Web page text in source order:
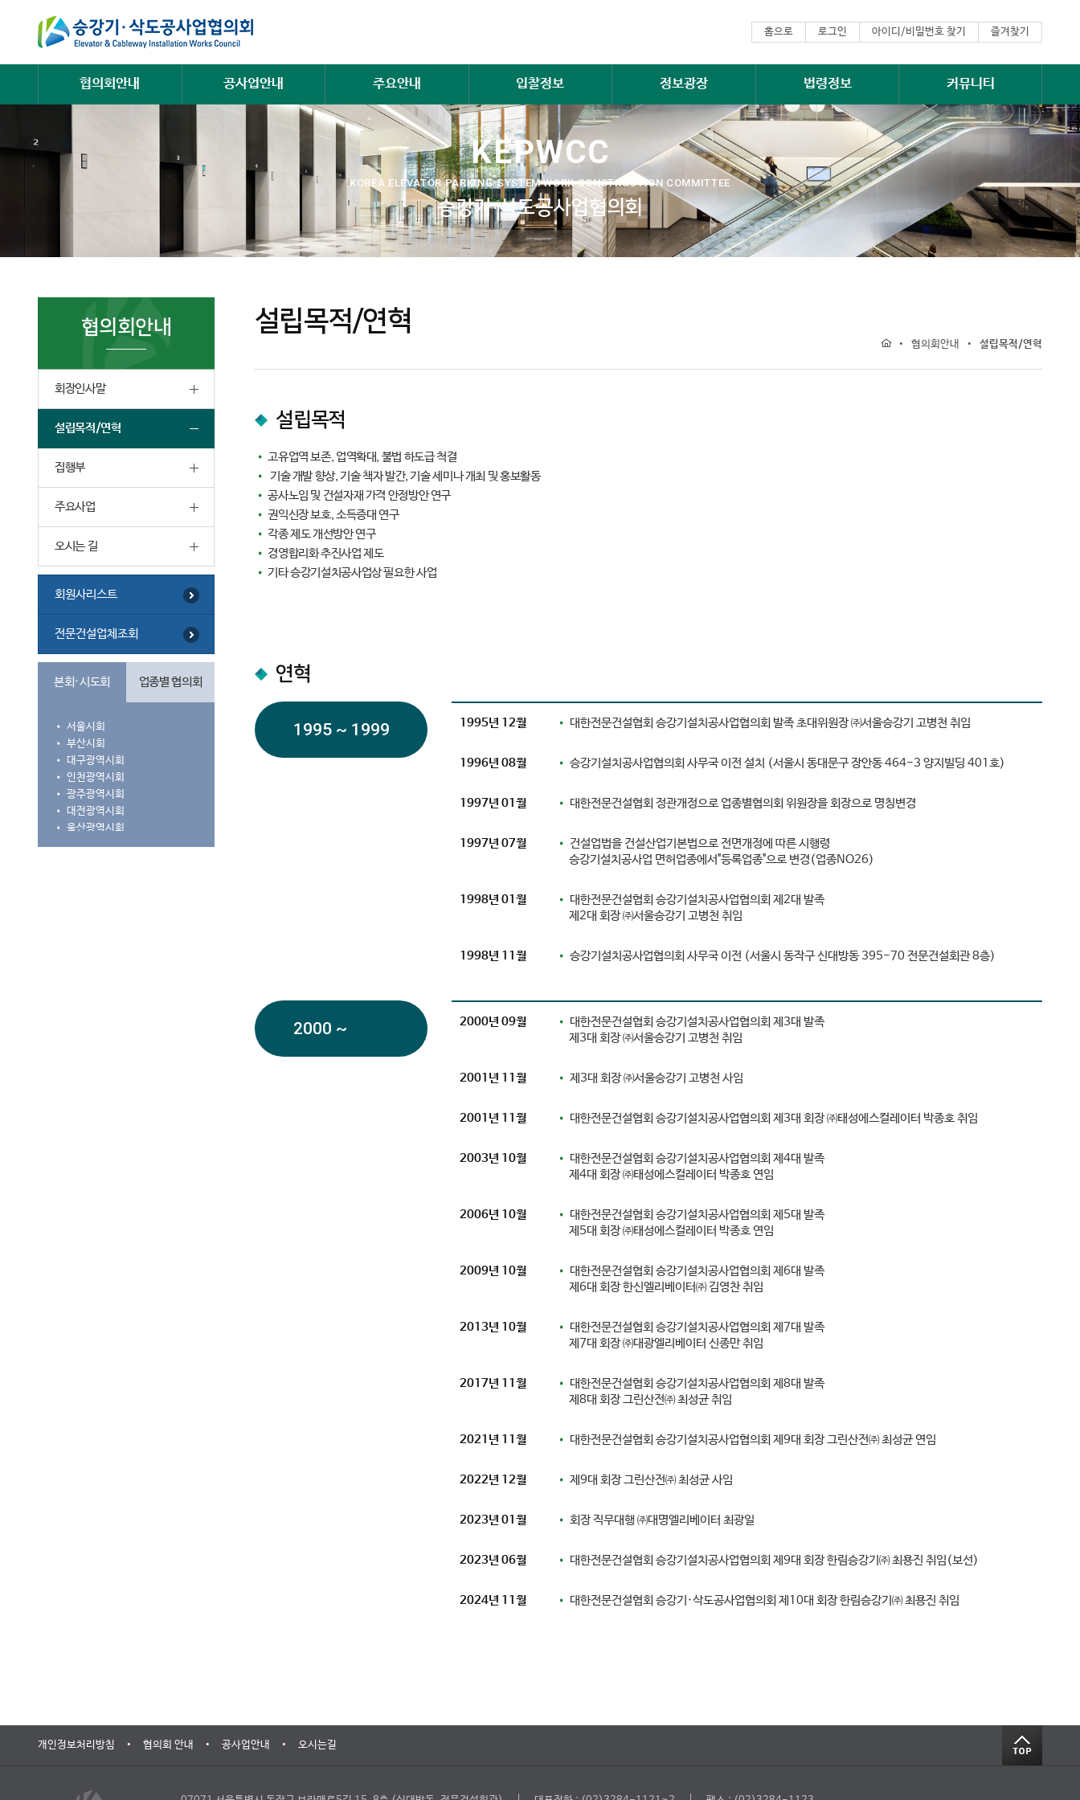
즐겨찾기
아이디/비밀번호 찾기
로그인
홈으로
협의회안내 공사업안내 주요안내 입찰정보 정보광장 법령정보 커뮤니티
KEPWCC
KOREA ELEVATOR PARKING-SYSTEM WORK CONSTRUCTION COMMITTEE
승강기·삭도공사업협의회
협의회안내
회장인사말
설립목적/연혁
집행부
주요사업
오시는 길
회원사리스트
전문건설업체조회
본회·시도회 업종별 협의회
• 서울시회
• 부산시회
• 대구광역시회
• 인천광역시회
• 광주광역시회
• 대전광역시회
• 울산광역시회
•경기도회
설립목적/연혁
• 협의회안내 • 설립목적/연혁
설립목적
• 고유업역 보존, 업역확대, 불법 하도급 척결
• 기술 개발 향상, 기술 책자 발간, 기술 세미나 개최 및 홍보활동
• 공사노임 및 건설자재 가격 안정방안 연구
• 권익신장 보호, 소득증대 연구
• 각종 제도 개선방안 연구
• 경영합리화 추진사업 제도
• 기타 승강기설치공사업상 필요한 사업
연혁
1995 ~ 1999 •
1995년 12월 대한전문건설협회 승강기설치공사업협의회 발족 초대위원장 ㈜서울승강기 고병천 취임
•
1996년 08월 승강기설치공사업협의회 사무국 이전 설치 (서울시 동대문구 장안동 464-3 양지빌딩 401호)
•
1997년 01월 대한전문건설협회 정관개정으로 업종별협의회 위원장을 회장으로 명칭변경
•
1997년 07월
건설업법을 건설산업기본법으로 전면개정에 따른 시행령
승강기설치공사업 면허업종에서"등록업종"으로 변경(업종NO26)
•
1998년 01월
대한전문건설협회 승강기설치공사업협의회 제2대 발족
제2대 회장 ㈜서울승강기 고병천 취임
•
1998년 11월 승강기설치공사업협의회 사무국 이전 (서울시 동작구 신대방동 395-70 전문건설회관 8층)
2000 ~ •
2000년 09월
대한전문건설협회 승강기설치공사업협의회 제3대 발족
제3대 회장 ㈜서울승강기 고병천 취임
•
2001년 11월 제3대 회장 ㈜서울승강기 고병천 사임
•
2001년 11월 대한전문건설협회 승강기설치공사업협의회 제3대 회장 ㈜태성에스컬레이터 박종호 취임
•
2003년 10월
대한전문건설협회 승강기설치공사업협의회 제4대 발족
제4대 회장 ㈜태성에스컬레이터 박종호 연임
•
2006년 10월
대한전문건설협회 승강기설치공사업협의회 제5대 발족
제5대 회장 ㈜태성에스컬레이터 박종호 연임
•
2009년 10월
대한전문건설협회 승강기설치공사업협의회 제6대 발족
제6대 회장 한신엘리베이터㈜ 김영찬 취임
•
2013년 10월
대한전문건설협회 승강기설치공사업협의회 제7대 발족
제7대 회장 ㈜대광엘리베이터 신종만 취임
•
2017년 11월
대한전문건설협회 승강기설치공사업협의회 제8대 발족
제8대 회장 그린산전㈜ 최성균 취임
•
2021년 11월 대한전문건설협회 승강기설치공사업협의회 제9대 회장 그린산전㈜ 최성균 연임
•
2022년 12월 제9대 회장 그린산전㈜ 최성균 사임
•
2023년 01월 회장 직무대행 ㈜대명엘리베이터 최광일
•
2023년 06월 대한전문건설협회 승강기설치공사업협의회 제9대 회장 한림승강기㈜ 최용진 취임(보선)
•
2024년 11월 대한전문건설협회 승강기·삭도공사업협의회 제10대 회장 한림승강기㈜ 최용진 취임
개인정보처리방침 • 협의회 안내 • 공사업안내 • 오시는길